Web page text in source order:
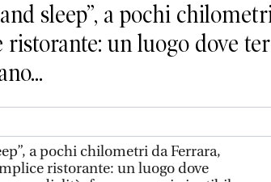
sleep”, a pochi
un luogo dove
a pochi chilometri da Ferrara,
ristorante: un luogo dove